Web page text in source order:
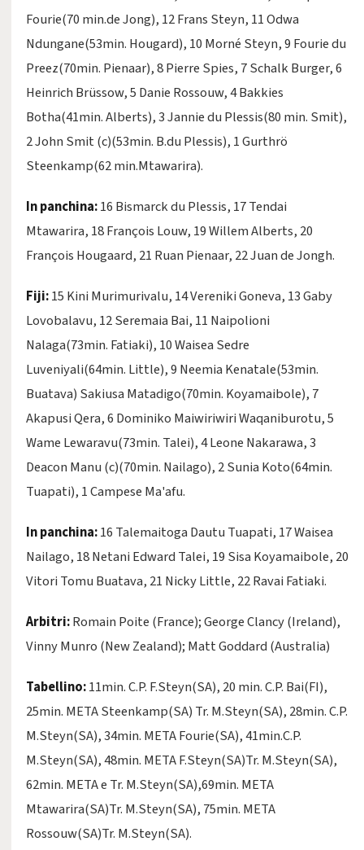
Fourie(70 min.de Jong), 12 Frans Steyn, 11 Odwa
Ndungane(53min. Hougard), 10 Morné Steyn, 9 Fourie du
Preez(70min. Pienaar), 8 Pierre Spies, 7 Schalk Burger, 6
Heinrich Brüssow, 5 Danie Rossouw, 4 Bakkies
Botha(41min. Alberts), 3 Jannie du Plessis(80 min. Smit),
2 John Smit (c)(53min. B.du Plessis), 1 Gurthrö
Steenkamp(62 min.Mtawarira).
In panchina:16 Bismarck du Plessis, 17 Tendai
Mtawarira, 18 François Louw, 19 Willem Alberts, 20
François Hougaard, 21 Ruan Pienaar, 22 Juan de Jongh.
Fiji:15 Kini Murimurivalu, 14 Vereniki Goneva, 13 Gaby
Lovobalavu, 12 Seremaia Bai, 11 Naipolioni
Nalaga(73min. Fatiaki), 10 Waisea Sedre
Luveniyali(64min. Little), 9 Neemia Kenatale(53min.
Buatava) Sakiusa Matadigo(70min. Koyamaibole), 7
Akapusi Qera, 6 Dominiko Maiwiriwiri Waqaniburotu, 5
Wame Lewaravu(73min. Talei), 4 Leone Nakarawa, 3
Deacon Manu (c)(70min. Nailago), 2 Sunia Koto(64min.
Tuapati), 1 Campese Ma'afu.
In panchina:16 Talemaitoga Dautu Tuapati, 17 Waisea
Nailago, 18 Netani Edward Talei, 19 Sisa Koyamaibole, 20
Vitori Tomu Buatava, 21 Nicky Little, 22 Ravai Fatiaki.
Arbitri:Romain Poite (France); George Clancy (Ireland),
Vinny Munro (New Zealand); Matt Goddard (Australia)
Tabellino:11min. C.P. F.Steyn(SA), 20 min. C.P. Bai(FI),
25min. META Steenkamp(SA) Tr. M.Steyn(SA), 28min. C.P.
M.Steyn(SA), 34min. META Fourie(SA), 41min.C.P.
M.Steyn(SA), 48min. META F.Steyn(SA)Tr. M.Steyn(SA),
62min. META e Tr. M.Steyn(SA),69min. META
Mtawarira(SA)Tr. M.Steyn(SA), 75min. META
Rossouw(SA)Tr. M.Steyn(SA).